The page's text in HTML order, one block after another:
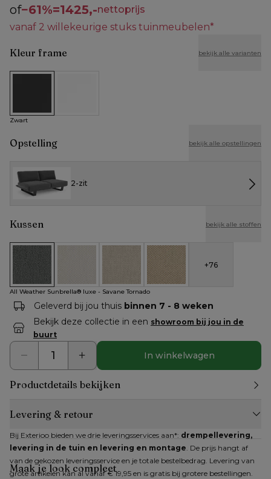
of−61%=1425,-nettoprijs
vanaf 2 willekeurige stuks tuinmeubelen*
Kleur frame bekijk alle varianten
Zwart
Opstelling bekijk alle opstellingen
2-zit
Kussen bekijk alle stoffen
All Weather Sunbrella® luxe - Savane Tornado
All Weather Cosytica - Althea Off White
All Weather Cosytica - Althea Chalk
All Weather Cosytica - Althea
+76
All Weather Sunbrella® luxe - Savane Tornado
Geleverd bij jou thuis binnen 7 - 8 weken
Bekijk deze collectie in een showroom bij jou in de
buurt
In winkelwagen
Productdetails bekijken
Levering & retour
Bij Exterioo bieden we drie leveringsservices aan*: drempellevering,
levering in de tuin en levering en montage. De prijs hangt af
van de gekozen leveringsservice en je totale bestelbedrag. Levering van
grote artikelen kan al vanaf € 19,95 en is gratis bij grotere bestellingen.
Maak je look compleet